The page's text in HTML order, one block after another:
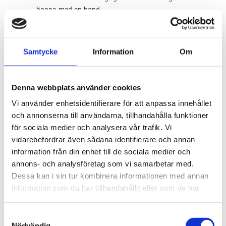
Samtycke Information Om
Denna webbplats använder cookies
Vi använder enhetsidentifierare för att anpassa innehållet
och annonserna till användarna, tillhandahålla funktioner
för sociala medier och analysera vår trafik. Vi
vidarebefordrar även sådana identifierare och annan
information från din enhet till de sociala medier och
annons- och analysföretag som vi samarbetar med.
Dessa kan i sin tur kombinera informationen med annan
information som du har tillhandahållit eller som de har
öppna med en hand
mugghållare, flasköppnare & hållare för fiskespö
Tekniska specifikationer